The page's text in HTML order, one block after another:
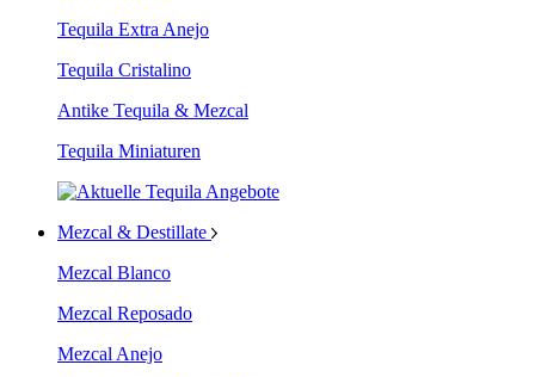
Tequila Extra Anejo
Tequila Cristalino
Antike Tequila & Mezcal
Tequila Miniaturen
Mezcal & Destillate
Mezcal Blanco
Mezcal Reposado
Mezcal Anejo